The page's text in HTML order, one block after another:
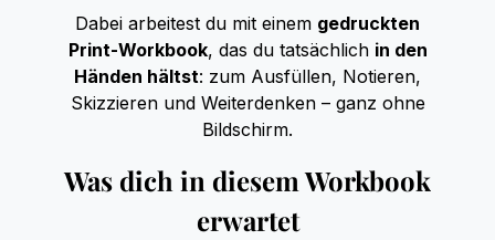
Dabei arbeitest du mit einem gedruckten
Print-Workbook, das du tatsächlich in den
Händen hältst: zum Ausfüllen, Notieren,
Skizzieren und Weiterdenken – ganz ohne
Bildschirm.
Was dich in diesem Workbook
erwartet